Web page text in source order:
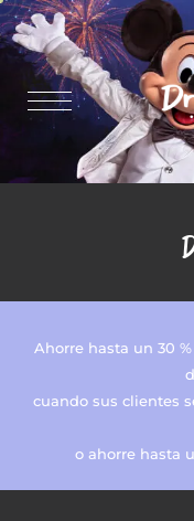
Ahorre hasta un 30
cuando sus clientes
o ahorre hasta